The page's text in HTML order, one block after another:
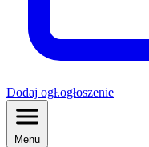
Dodaj ogł.ogłoszenie
Menu